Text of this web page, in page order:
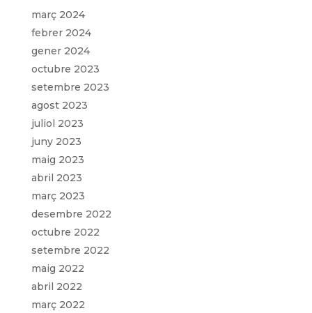
març 2024
febrer 2024
gener 2024
octubre 2023
setembre 2023
agost 2023
juliol 2023
juny 2023
maig 2023
abril 2023
març 2023
desembre 2022
octubre 2022
setembre 2022
maig 2022
abril 2022
març 2022